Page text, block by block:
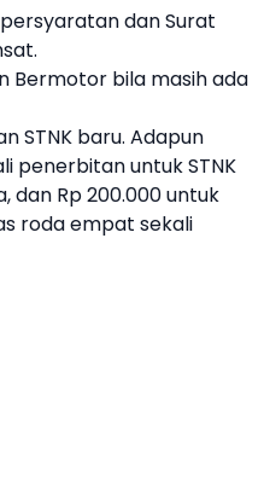
dan Surat
Bermotor bila masih ada
STNK baru. Adapun
penerbitan untuk STNK
dan Rp 200.000 untuk
roda empat sekali